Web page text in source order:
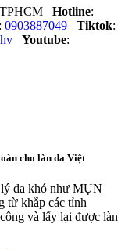
TPHCM Hotline:
: 0903887049 Tiktok:
Youtube:
cho làn da Việt
da khó như MỤN
từ khắp các tỉnh
và lấy lại được làn